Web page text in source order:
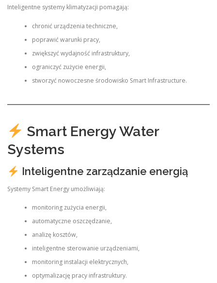
Inteligentne systemy klimatyzacji pomagają:
chronić urządzenia techniczne,
poprawić warunki pracy,
zwiększyć wydajność infrastruktury,
ograniczyć zużycie energii,
stworzyć nowoczesne środowisko Smart Infrastructure.
Smart Energy Water
Systems
Inteligentne zarządzanie energią
Systemy Smart Energy umożliwiają:
monitoring zużycia energii,
automatyczne oszczędzanie,
analizę kosztów,
inteligentne sterowanie urządzeniami,
monitoring instalacji elektrycznych,
optymalizację pracy infrastruktury.